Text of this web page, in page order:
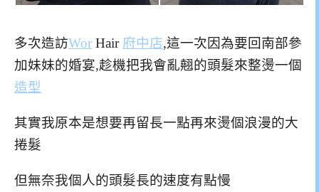
多次造訪Wor Hair 府中店,這一次因為要回南部參
加妹妹的婚宴,趁機把我會亂翹的頭髮來整燙一個
造型
其實我原本是想要再留長一點再來燙個浪漫的大
捲髮
但無奈我個人的頭髮長的速度有點慢